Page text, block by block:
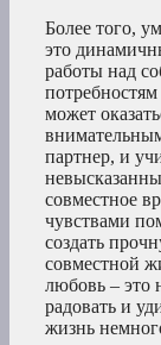
Более того,
это
работы над
может
партнер, и
совместное
чувствами
создать
совместной
любовь – это
радовать и
жизнь